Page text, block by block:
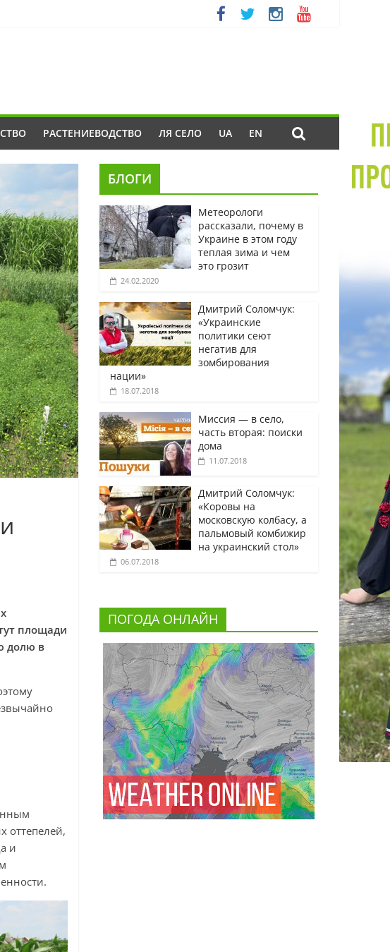
РАСТЕНИЕВОДСТВО ЛЯ СЕЛО UA EN
площади
долю в
оттепелей,
и
БЛОГИ
Метеорологи
рассказали, почему в
Украине в этом году
теплая зима и чем
это грозит
24.02.2020
Дмитрий Соломчук:
«Украинские
политики сеют
негатив для
зомбирования
нации»
18.07.2018
Миссия — в село,
часть вторая: поиски
дома
11.07.2018
Дмитрий Соломчук:
«Коровы на
московскую колбасу, а
пальмовый комбижир
на украинский стол»
06.07.2018
ПОГОДА ОНЛАЙН